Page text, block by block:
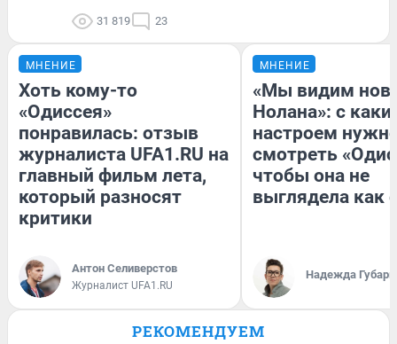
31 819 23
МНЕНИЕ
Хоть кому-то
«Одиссея»
понравилась: отзыв
журналиста UFA1.RU на
главный фильм лета,
который разносят
критики
Антон Селиверстов
Журналист UFA1.RU
МНЕНИЕ
«Мы видим
Нолана»: с
настроем
смотреть
чтобы она не
выглядела как
Надежда Губарь
РЕКОМЕНДУЕМ